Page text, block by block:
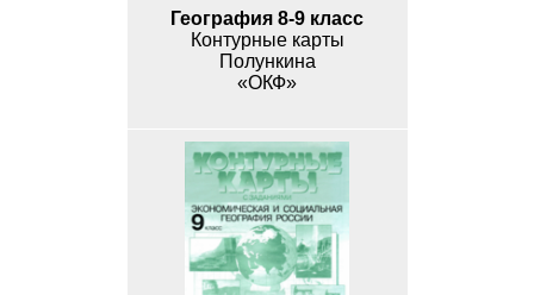
География 8-9 класс
Контурные карты
Полункина
«ОКФ»